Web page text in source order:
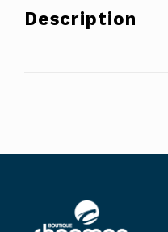
Description